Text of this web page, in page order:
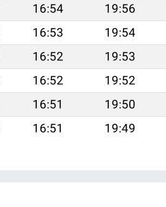
16:54 19:56
16:53 19:54
16:52 19:53
16:52 19:52
16:51 19:50
16:51 19:49